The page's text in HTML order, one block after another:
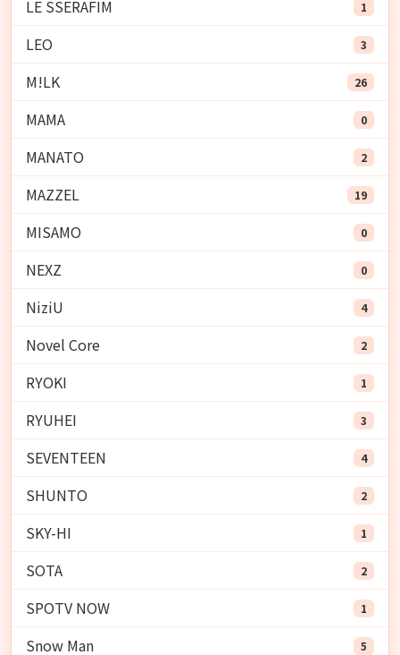
LE SSERAFIM 1
LEO 3
M!LK 26
MAMA 0
MANATO 2
MAZZEL 19
MISAMO 0
NEXZ 0
NiziU 4
Novel Core 2
RYOKI 1
RYUHEI 3
SEVENTEEN 4
SHUNTO 2
SKY-HI 1
SOTA 2
SPOTV NOW 1
Snow Man 5